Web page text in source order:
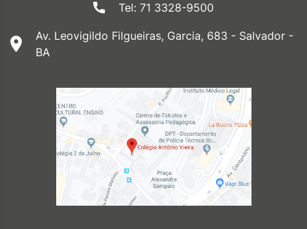
Tel: 71 3328-9500
Av. Leovigildo Filgueiras, Garcia, 683 - Salvador -
BA